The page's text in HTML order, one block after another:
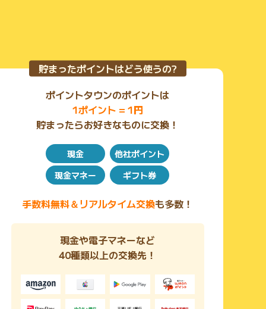
貯まったポイントはどう使うの?
ポイントタウンのポイントは
1ポイント = 1円
貯まったらお好きなものに交換！
現金
他社ポイント
現金マネー
ギフト券
手数料無料＆リアルタイム交換も多数！
現金や電子マネーなど
40種類以上の交換先！